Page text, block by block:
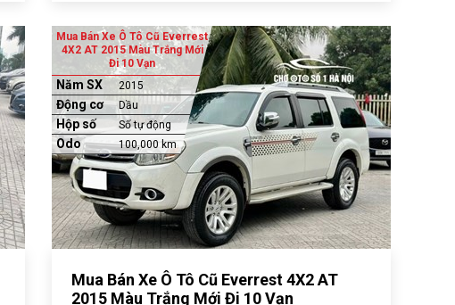
Mua Bán Xe Ô Tô Cũ Everrest
4X2 AT 2015 Màu Trắng Mới
Đi 10 Vạn
Năm SX 2015
Động cơ Dầu
Hộp số Số tự động
Odo 100,000 km
Mua Bán Xe Ô Tô Cũ Everrest 4X2 AT
2015 Màu Trắng Mới Đi 10 Vạn